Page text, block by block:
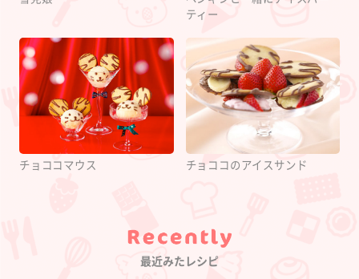
ティー
チョココマウス チョココのアイスサンド
Category
最近みたレシピ